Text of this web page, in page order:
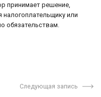
принимает решение,
или
обязательствам.
Следующая запись